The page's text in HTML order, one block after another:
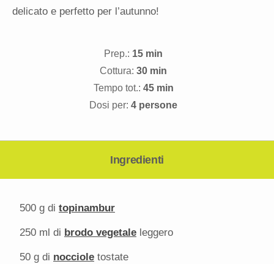
delicato e perfetto per l’autunno!
Prep.: 15 min
Cottura: 30 min
Tempo tot.: 45 min
Dosi per: 4 persone
Ingredienti
500 g di topinambur
250 ml di brodo vegetale leggero
50 g di nocciole tostate